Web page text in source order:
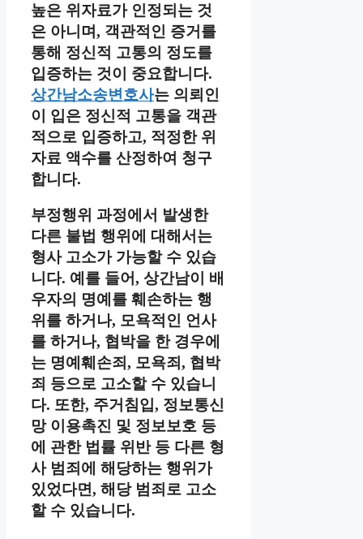
높은 위자료가 인정되는 것
은 아니며, 객관적인 증거를
통해 정신적 고통의 정도를
입증하는 것이 중요합니다.
상간남소송변호사는 의뢰인
이 입은 정신적 고통을 객관
적으로 입증하고, 적정한 위
자료 액수를 산정하여 청구
합니다.
부정행위 과정에서 발생한
다른 불법 행위에 대해서는
형사 고소가 가능할 수 있습
니다. 예를 들어, 상간남이 배
우자의 명예를 훼손하는 행
위를 하거나, 모욕적인 언사
를 하거나, 협박을 한 경우에
는 명예훼손죄, 모욕죄, 협박
죄 등으로 고소할 수 있습니
다. 또한, 주거침입, 정보통신
망 이용촉진 및 정보보호 등
에 관한 법률 위반 등 다른 형
사 범죄에 해당하는 행위가
있었다면, 해당 범죄로 고소
할 수 있습니다.